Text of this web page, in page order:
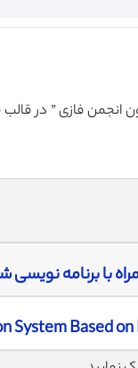
انجمن فازی ” در
با برنامه نویسی
System Based